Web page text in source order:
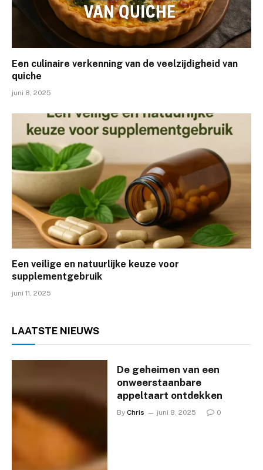
Een culinaire verkenning van de veelzijdigheid van
quiche
juni 8, 2025
Een veilige en natuurlijke keuze voor
supplementgebruik
juni 11, 2025
LAATSTE NIEUWS
De geheimen van een
onweerstaanbare
appeltaart ontdekken
By Chris juni 8, 2025 0